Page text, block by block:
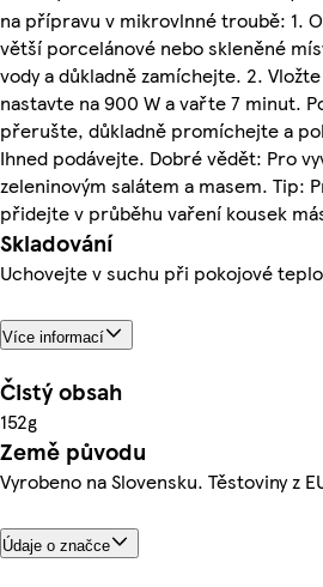
na přípravu v mikrovlnné troubě: 1.
větší porcelánové nebo skleněné
vody a důkladně zamíchejte. 2.
nastavte na 900 W a vařte 7 minut.
přerušte, důkladně promíchejte a
Ihned podávejte. Dobré vědět: Pro
zeleninovým salátem a masem. Tip:
přidejte v průběhu vaření kousek
Skladování
Uchovejte v suchu při pokojové
Více informací
Čistý obsah
152g
Země původu
Vyrobeno na Slovensku. Těstoviny z
Údaje o značce